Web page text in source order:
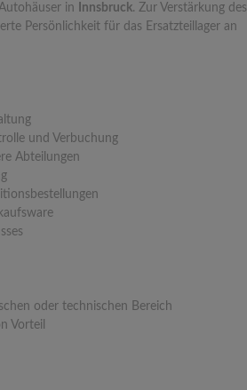
in Innsbruck. Zur Verstärkung des
Persönlichkeit für das Ersatzteillager an
und Verbuchung
Abteilungen
oder technischen Bereich
Vorteil